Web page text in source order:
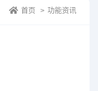
首页 > 功能资讯